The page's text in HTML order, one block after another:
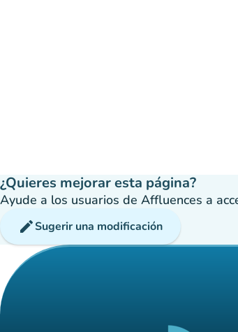
¿Quieres mejorar esta página?
Ayude a los usuarios de Affluences a
editSugerir una modificación